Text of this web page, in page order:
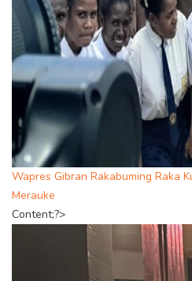
Wapres Gibran Rakabuming Raka
Merauke
Content;?>